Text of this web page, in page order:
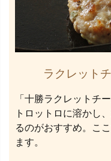
ラクレット
「十勝ラクレットチ
トロットロに溶かし
るのがおすすめ。こ
ます。